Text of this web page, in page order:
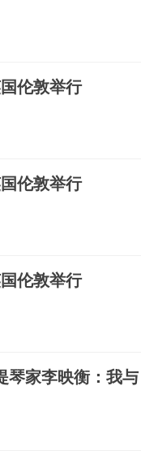
伦敦举行
伦敦举行
伦敦举行
琴家李映衡：我与